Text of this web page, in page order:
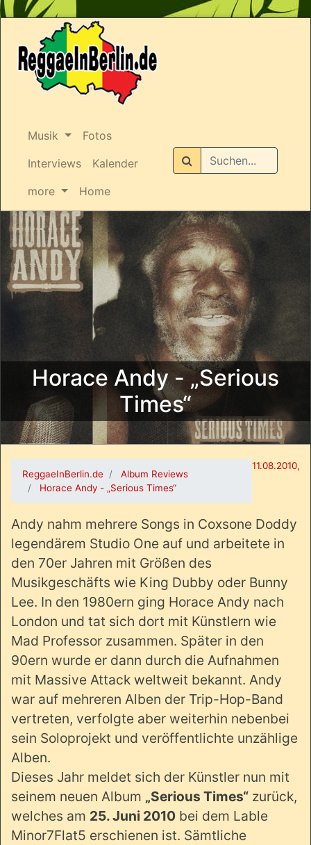
Musik
Fotos
Interviews
Kalender
more
Home
Suchen
Horace Andy - „Serious
Times“
11.08.2010,
ReggaeInBerlin.de
Album Reviews
Horace Andy - „Serious Times“
Andy nahm mehrere Songs in Coxsone Doddy
legendärem Studio One auf und arbeitete in
den 70er Jahren mit Größen des
Musikgeschäfts wie King Dubby oder Bunny
Lee. In den 1980ern ging Horace Andy nach
London und tat sich dort mit Künstlern wie
Mad Professor zusammen. Später in den
90ern wurde er dann durch die Aufnahmen
mit Massive Attack weltweit bekannt. Andy
war auf mehreren Alben der Trip-Hop-Band
vertreten, verfolgte aber weiterhin nebenbei
sein Soloprojekt und veröffentlichte unzählige
Alben.
Dieses Jahr meldet sich der Künstler nun mit
seinem neuen Album „Serious Times“ zurück,
welches am 25. Juni 2010 bei dem Lable
Minor7Flat5 erschienen ist. Sämtliche